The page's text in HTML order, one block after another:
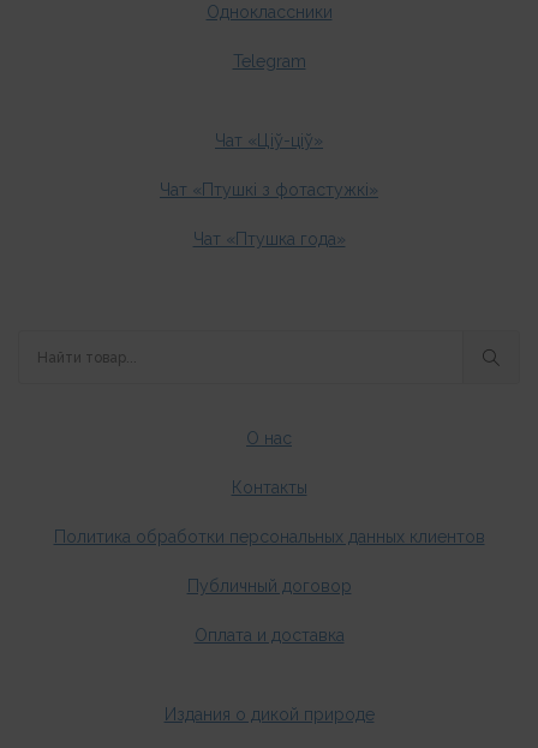
Одноклассники
Telegram
Чат «Ціў-ціў»
Чат «Птушкі з фотастужкі»
Чат «Птушка года»
О нас
Контакты
Политика обработки персональных данных клиентов
Публичный договор
Оплата и доставка
Издания о дикой природе